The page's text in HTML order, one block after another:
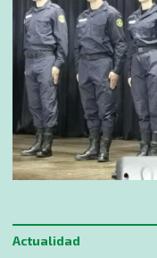
Actualidad